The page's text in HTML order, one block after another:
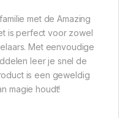
met de Amazing
is perfect voor zowel
Met eenvoudige
leer je snel de
is een geweldig
magie houdt!